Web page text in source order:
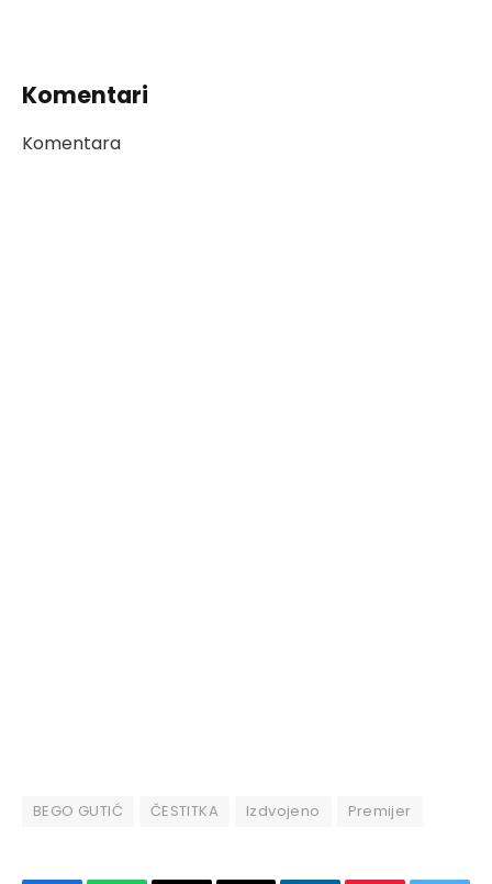
Komentari
Komentara
BEGO GUTIĆ ČESTITKA Izdvojeno Premijer